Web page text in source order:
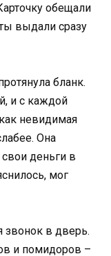
обещали
выдали сразу
бланк.
и с каждой
невидимая
Она
деньги в
мог
звонок в дверь.
и помидоров –